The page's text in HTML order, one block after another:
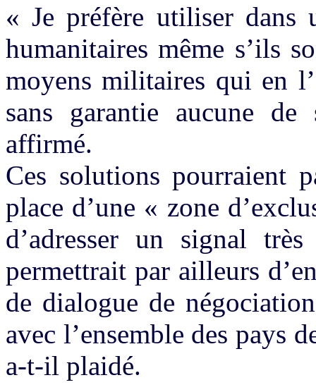
« Je préfère utiliser dans
humanitaires même s’ils
moyens militaires qui en
sans garantie aucune
affirmé.
Ces solutions pourraient
place d’une « zone
d’adresser un signal
permettrait par ailleurs
de dialogue de
avec l’ensemble des pays
a-t-il plaidé.